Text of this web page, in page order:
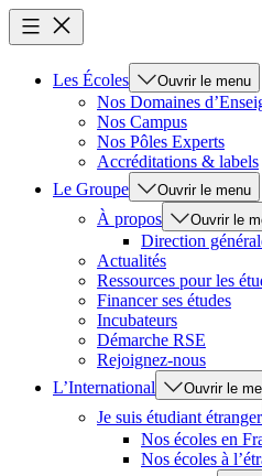
Les Écoles Ouvrir le menu
Nos Domaines
Nos Campus
Nos Pôles Experts
Accréditations & labels
Le Groupe
Ouvrir le menu
À propos Ouvrir le
Direction
Actualités
Ressources pour les
Financer ses études
Incubateurs
Démarche RSE
Rejoignez-nous
L’International
Ouvrir le
Je suis étudiant étranger
Nos écoles en
Nos écoles à